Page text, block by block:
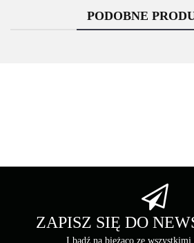
PODOBNE
Brother
ZAPISZ SIĘ DO
I bądź na bieżąco ze